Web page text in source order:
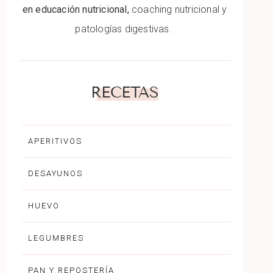
en educación nutricional,coaching nutricional y
patologías digestivas.
RECETAS
APERITIVOS
DESAYUNOS
HUEVO
LEGUMBRES
PAN Y REPOSTERÍA